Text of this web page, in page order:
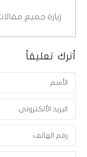
زيارة جميع
أترك تعليقاً